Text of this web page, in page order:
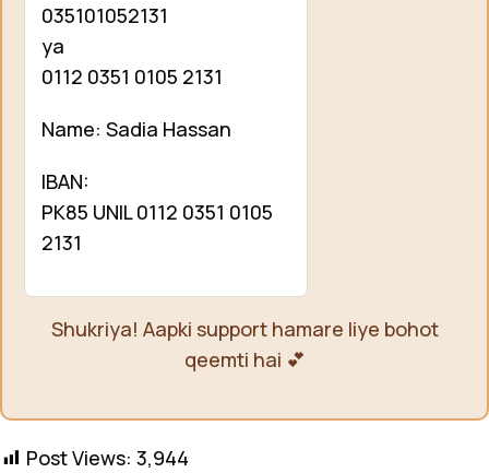
035101052131
ya
0112 0351 0105 2131
Name: Sadia Hassan
IBAN:
PK85 UNIL 0112 0351 0105
2131
Shukriya! Aapki support hamare liye bohot
qeemti hai 💕
Post Views: 3,944